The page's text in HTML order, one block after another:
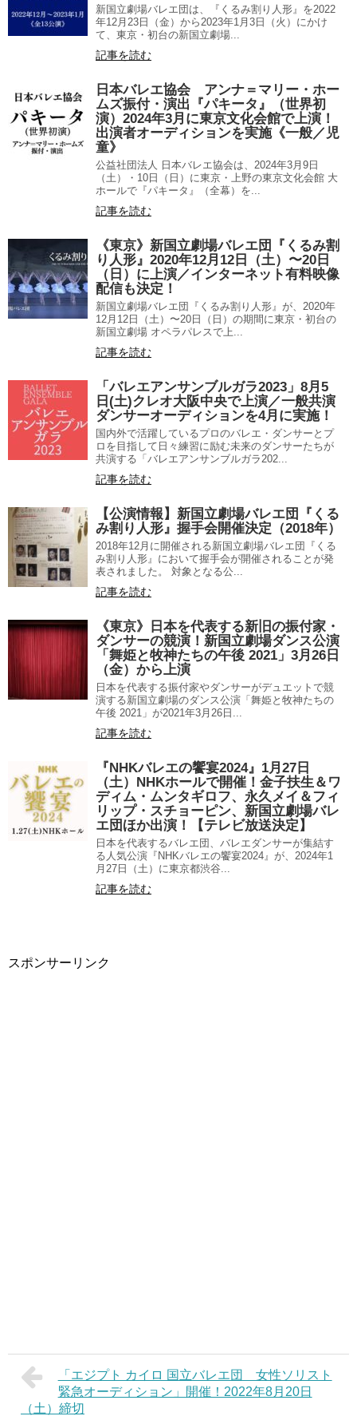
新国立劇場バレエ団は、『くるみ割り人形』を2022
年12月23日（金）から2023年1月3日（火）にかけ
て、東京・初台の新国立劇場...
記事を読む
日本バレエ協会 アンナ＝マリー・ホー
ムズ振付・演出『パキータ』（世界初
演）2024年3月に東京文化会館で上演！
出演者オーディションを実施《一般／児
童》
公益社団法人 日本バレエ協会は、2024年3月9日
（土）・10日（日）に東京・上野の東京文化会館 大
ホールで『パキータ』（全幕）を...
記事を読む
《東京》新国立劇場バレエ団『くるみ割
り人形』2020年12月12日（土）〜20日
（日）に上演／インターネット有料映像
配信も決定！
新国立劇場バレエ団『くるみ割り人形』が、2020年
12月12日（土）〜20日（日）の期間に東京・初台の
新国立劇場 オペラパレスで上...
記事を読む
「バレエアンサンブルガラ2023」8月5
日(土)クレオ大阪中央で上演／一般共演
ダンサーオーディションを4月に実施！
国内外で活躍しているプロのバレエ・ダンサーとプ
ロを目指して日々練習に励む未来のダンサーたちが
共演する「バレエアンサンブルガラ202...
記事を読む
【公演情報】新国立劇場バレエ団『くる
み割り人形』握手会開催決定（2018年）
2018年12月に開催される新国立劇場バレエ団『くる
み割り人形』において握手会が開催されることが発
表されました。 対象となる公...
記事を読む
《東京》日本を代表する新旧の振付家・
ダンサーの競演！新国立劇場ダンス公演
「舞姫と牧神たちの午後 2021」3月26日
（金）から上演
日本を代表する振付家やダンサーがデュエットで競
演する新国立劇場のダンス公演「舞姫と牧神たちの
午後 2021」が2021年3月26日...
記事を読む
『NHKバレエの饗宴2024』1月27日
（土）NHKホールで開催！金子扶生＆ワ
ディム・ムンタギロフ、永久メイ＆フィ
リップ・スチョーピン、新国立劇場バレ
エ団ほか出演！【テレビ放送決定】
日本を代表するバレエ団、バレエダンサーが集結す
る人気公演『NHKバレエの饗宴2024』が、2024年1
月27日（土）に東京都渋谷...
記事を読む
スポンサーリンク
「エジプト カイロ 国立バレエ団 女性ソリスト
緊急オーディション」開催！2022年8月20日
（土）締切